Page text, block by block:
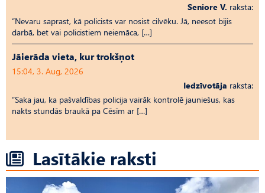
Seniore V. raksta:
“Nevaru saprast, kā policists var nosist cilvēku. Jā, neesot bijis
darbā, bet vai policistiem neiemāca, […]
Jāierāda vieta, kur trokšņot
15:04, 3. Aug, 2026
Iedzīvotāja raksta:
“Saka jau, ka pašvaldības policija vairāk kontrolē jauniešus, kas
nakts stundās braukā pa Cēsīm ar […]
Lasītākie raksti